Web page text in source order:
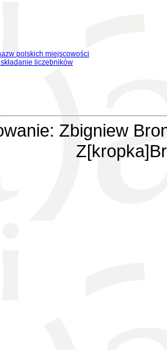
polskich miejscowości
liczebników
Zbigniew